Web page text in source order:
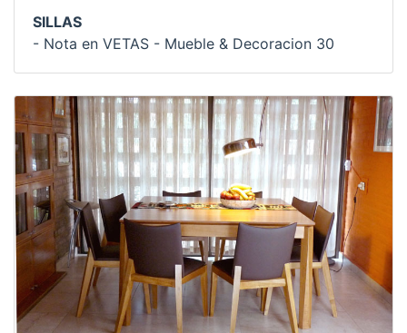
SILLAS
- Nota en VETAS - Mueble & Decoracion 30